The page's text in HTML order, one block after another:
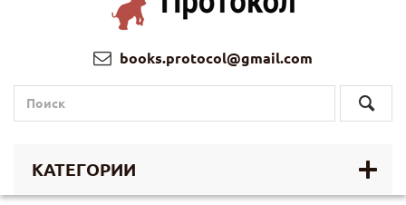
books.protocol@gmail.com
КАТЕГОРИИ